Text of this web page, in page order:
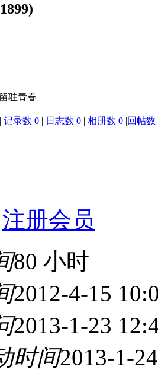
驻青春
| 记录数 0 | 日志数 0 | 相册数 0 |回帖数
注册会员
80 小时
2012-4-15
2013-1-23
时间2013-1-